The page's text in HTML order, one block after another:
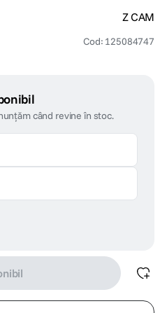
Cod: 125084747
Z CAM
când revine în stoc.